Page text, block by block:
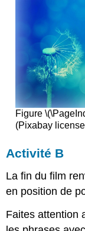
Figure
(Pixabay
Activité B
La fin du film
en position de
Faites attention